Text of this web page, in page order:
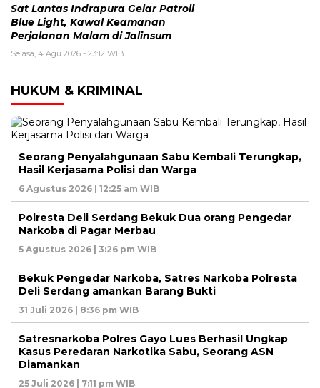
Sat Lantas Indrapura Gelar Patroli
Blue Light, Kawal Keamanan
Perjalanan Malam di Jalinsum
Selasa, 4 Agu 2026 - 23:12 WIB
HUKUM & KRIMINAL
Seorang Penyalahgunaan Sabu Kembali Terungkap,
Hasil Kerjasama Polisi dan Warga
6 Agustus 2026 | 12:25 am WIB
Polresta Deli Serdang Bekuk Dua orang Pengedar
Narkoba di Pagar Merbau
5 Agustus 2026 | 3:26 pm WIB
Bekuk Pengedar Narkoba, Satres Narkoba Polresta
Deli Serdang amankan Barang Bukti
31 Juli 2026 | 8:36 pm WIB
Satresnarkoba Polres Gayo Lues Berhasil Ungkap
Kasus Peredaran Narkotika Sabu, Seorang ASN
Diamankan
25 Juli 2026 | 7:11 pm WIB